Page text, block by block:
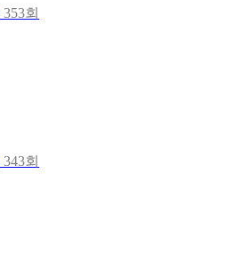
353회
343회